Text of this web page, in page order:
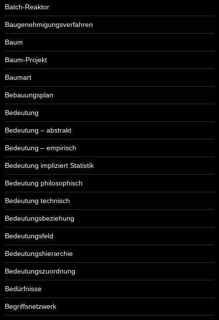
Batch-Reaktor
Baugenehmigungsverfahren
Baum
Baum-Projekt
Baumart
Bebauungsplan
Bedeutung
Bedeutung – abstrakt
Bedeutung – empirisch
Bedeutung impliziert Statistik
Bedeutung philosophisch
Bedeutung technisch
Bedeutungsbeziehung
Bedeutungsfeld
Bedeutungshierarchie
Bedeutungszuordnung
Bedürfnisse
Begriffsnetzwerk